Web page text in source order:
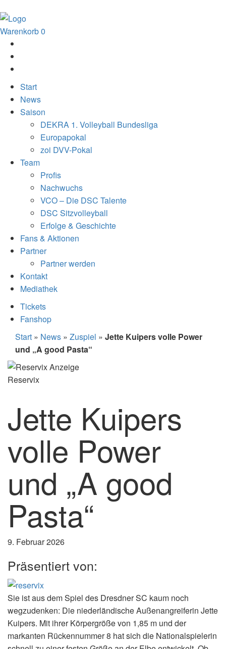
Warenkorb0
Start
News
Saison
DEKRA 1. Volleyball Bundesliga
Europapokal
zoi DVV-Pokal
Team
Profis
Nachwuchs
VCO – Die DSC Talente
DSC Sitzvolleyball
Erfolge & Geschichte
Fans & Aktionen
Partner
Partner werden
Kontakt
Mediathek
Tickets
Fanshop
Start » News » Zuspiel » Jette Kuipers volle Power
und „A good Pasta“
Reservix
Jette Kuipers
volle Power
und „A good
Pasta“
9. Februar 2026
Präsentiert von:
Sie ist aus dem Spiel des Dresdner SC kaum noch
wegzudenken: Die niederländische Außenangreiferin Jette
Kuipers. Mit ihrer Körpergröße von 1,85 m und der
markanten Rückennummer 8 hat sich die Nationalspielerin